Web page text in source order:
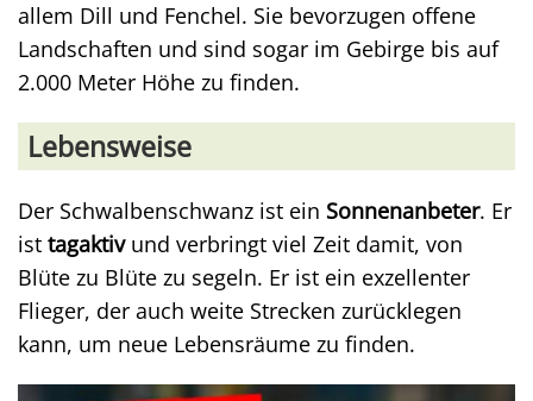
allem Dill und Fenchel. Sie bevorzugen offene
Landschaften und sind sogar im Gebirge bis auf
2.000 Meter Höhe zu finden.
Lebensweise
Der Schwalbenschwanz ist ein Sonnenanbeter. Er
ist tagaktivund verbringt viel Zeit damit, von
Blüte zu Blüte zu segeln. Er ist ein exzellenter
Flieger, der auch weite Strecken zurücklegen
kann, um neue Lebensräume zu finden.